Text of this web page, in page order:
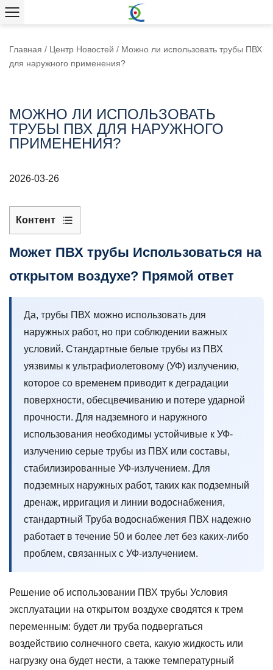
Главная / Центр Новостей / Можно ли использовать трубы ПВХ
для наружного применения?
МОЖНО ЛИ ИСПОЛЬЗОВАТЬ
ТРУБЫ ПВХ ДЛЯ НАРУЖНОГО
ПРИМЕНЕНИЯ?
2026-03-26
Контент
1
Может
трубы
открытом
воздухе?
Прямой
ответ
Как
влияет
ПВХ
трубы
на
открытом
воздухе
УФ-
стандартного
Распространенные
наружные
применения,
Может ПВХ трубы Использоваться на
открытом воздухе? Прямой ответ
Да, трубы ПВХ можно использовать для
наружных работ, но при соблюдении важных
условий. Стандартные белые трубы из ПВХ
уязвимы к ультрафиолетовому (УФ) излучению,
которое со временем приводит к деградации
поверхности, обесцвечиванию и потере ударной
прочности. Для надземного и наружного
использования необходимы устойчивые к УФ-
излучению серые трубы из ПВХ или составы,
стабилизированные УФ-излучением. Для
подземных наружных работ, таких как подземный
дренаж, ирригация и линии водоснабжения,
стандартный Труба водоснабжения ПВХ надежно
работает в течение 50 и более лет без каких-либо
проблем, связанных с УФ-излучением.
Решение об использовании ПВХ трубы Условия
эксплуатации на открытом воздухе сводятся к трем
переменным: будет ли труба подвергаться
воздействию солнечного света, какую жидкость или
нагрузку она будет нести, а также температурный